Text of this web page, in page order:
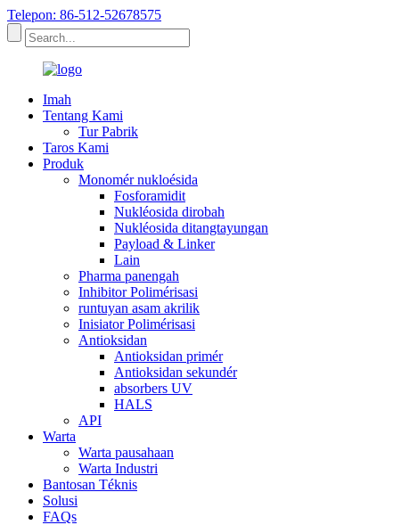
Telepon: 86-512-52678575
Imah
Tentang Kami
Tur Pabrik
Taros Kami
Produk
Monomér nukloésida
Fosforamidit
Nukléosida dirobah
Nukléosida ditangtayungan
Payload & Linker
Lain
Pharma panengah
Inhibitor Polimérisasi
runtuyan asam akrilik
Inisiator Polimérisasi
Antioksidan
Antioksidan primér
Antioksidan sekundér
absorbers UV
HALS
API
Warta
Warta pausahaan
Warta Industri
Bantosan Téknis
Solusi
FAQs